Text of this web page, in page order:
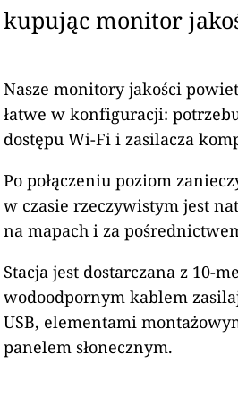
kupując monitor
Nasze monitory jakości
łatwe w konfiguracji:
dostępu Wi-Fi i zasilacza
Po połączeniu poziom
w czasie rzeczywistym jest
na mapach i za
Stacja jest dostarczana z 10-
wodoodpornym kablem
USB, elementami
panelem słonecznym.